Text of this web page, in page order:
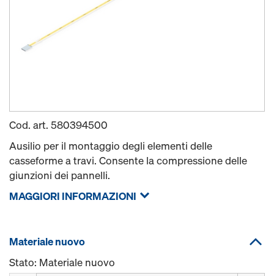
Cod. art. 580394500
Ausilio per il montaggio degli elementi delle
casseforme a travi. Consente la compressione delle
giunzioni dei pannelli.
MAGGIORI INFORMAZIONI
Materiale nuovo
Stato: Materiale nuovo